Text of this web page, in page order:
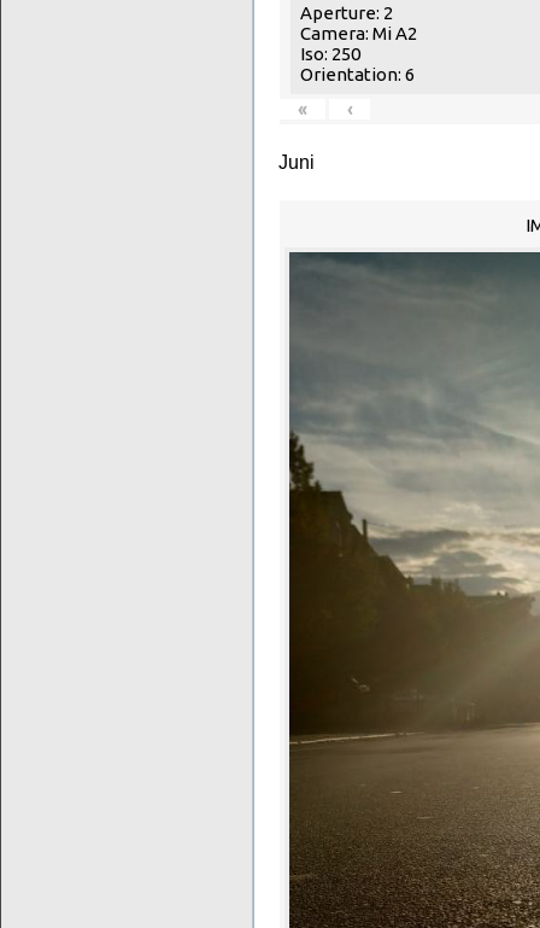
Aperture: 2
Camera: Mi A2
Iso: 250
Orientation: 6
«
‹
Juni